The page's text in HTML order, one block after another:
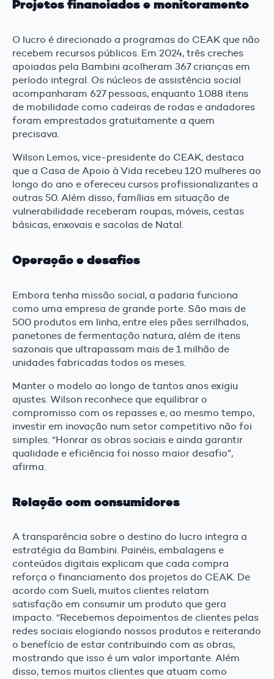
Projetos financiados e monitoramento
O lucro é direcionado a programas do CEAK que não
recebem recursos públicos. Em 2024, três creches
apoiadas pela Bambini acolheram 367 crianças em
período integral. Os núcleos de assistência social
acompanharam 627 pessoas, enquanto 1.088 itens
de mobilidade como cadeiras de rodas e andadores
foram emprestados gratuitamente a quem
precisava.
Wilson Lemos, vice-presidente do CEAK, destaca
que a Casa de Apoio à Vida recebeu 120 mulheres ao
longo do ano e ofereceu cursos profissionalizantes a
outras 50. Além disso, famílias em situação de
vulnerabilidade receberam roupas, móveis, cestas
básicas, enxovais e sacolas de Natal.
Operação e desafios
Embora tenha missão social, a padaria funciona
como uma empresa de grande porte. São mais de
500 produtos em linha, entre eles pães serrilhados,
panetones de fermentação natura, além de itens
sazonais que ultrapassam mais de 1 milhão de
unidades fabricadas todos os meses.
Manter o modelo ao longo de tantos anos exigiu
ajustes. Wilson reconhece que equilibrar o
compromisso com os repasses e, ao mesmo tempo,
investir em inovação num setor competitivo não foi
simples. “Honrar as obras sociais e ainda garantir
qualidade e eficiência foi nosso maior desafio”,
afirma.
Relação com consumidores
A transparência sobre o destino do lucro integra a
estratégia da Bambini. Painéis, embalagens e
conteúdos digitais explicam que cada compra
reforça o financiamento dos projetos do CEAK. De
acordo com Sueli, muitos clientes relatam
satisfação em consumir um produto que gera
impacto. “Recebemos depoimentos de clientes pelas
redes sociais elogiando nossos produtos e reiterando
o benefício de estar contribuindo com as obras,
mostrando que isso é um valor importante. Além
disso, temos muitos clientes que atuam como